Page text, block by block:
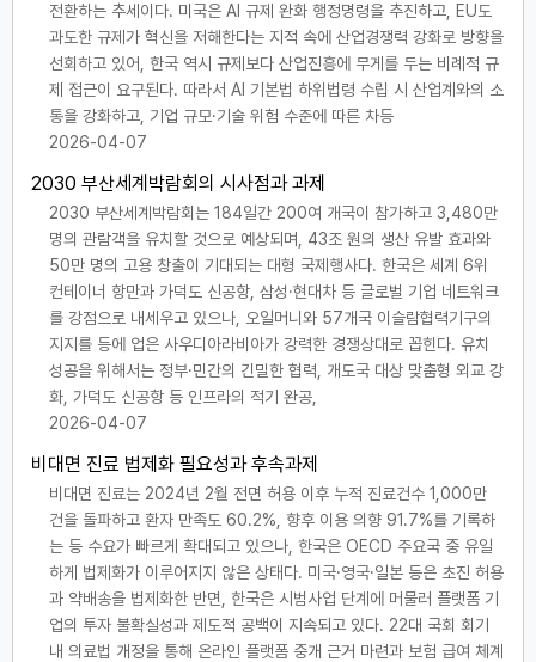
전환하는 추세이다. 미국은 AI 규제 완화 행정명령을 추진하고, EU도
과도한 규제가 혁신을 저해한다는 지적 속에 산업경쟁력 강화로 방향을
선회하고 있어, 한국 역시 규제보다 산업진흥에 무게를 두는 비례적 규
제 접근이 요구된다. 따라서 AI 기본법 하위법령 수립 시 산업계와의 소
통을 강화하고, 기업 규모·기술 위험 수준에 따른 차등
2026-04-07
2030 부산세계박람회의 시사점과 과제
2030 부산세계박람회는 184일간 200여 개국이 참가하고 3,480만
명의 관람객을 유치할 것으로 예상되며, 43조 원의 생산 유발 효과와
50만 명의 고용 창출이 기대되는 대형 국제행사다. 한국은 세계 6위
컨테이너 항만과 가덕도 신공항, 삼성·현대차 등 글로벌 기업 네트워크
를 강점으로 내세우고 있으나, 오일머니와 57개국 이슬람협력기구의
지지를 등에 업은 사우디아라비아가 강력한 경쟁상대로 꼽힌다. 유치
성공을 위해서는 정부·민간의 긴밀한 협력, 개도국 대상 맞춤형 외교 강
화, 가덕도 신공항 등 인프라의 적기 완공,
2026-04-07
비대면 진료 법제화 필요성과 후속과제
비대면 진료는 2024년 2월 전면 허용 이후 누적 진료건수 1,000만
건을 돌파하고 환자 만족도 60.2%, 향후 이용 의향 91.7%를 기록하
는 등 수요가 빠르게 확대되고 있으나, 한국은 OECD 주요국 중 유일
하게 법제화가 이루어지지 않은 상태다. 미국·영국·일본 등은 초진 허용
과 약배송을 법제화한 반면, 한국은 시범사업 단계에 머물러 플랫폼 기
업의 투자 불확실성과 제도적 공백이 지속되고 있다. 22대 국회 회기
내 의료법 개정을 통해 온라인 플랫폼 중개 근거 마련과 보험 급여 체계